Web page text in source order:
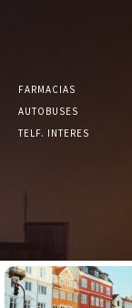
FARMACIAS
AUTOBUSES
TELF. INTERES
El Periódico de